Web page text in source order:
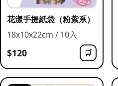
花漾手提紙袋（粉紫系）
18x10x22cm / 10入
$120 🛒